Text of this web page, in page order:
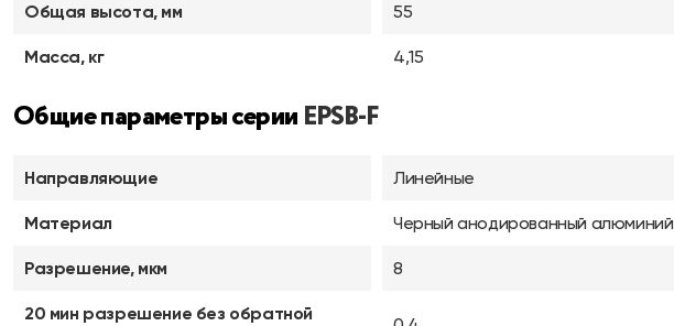
Общая высота, мм 55
Масса, кг 4,15
Общие параметры серии EPSB-F
Направляющие Линейные
Материал Черный анодированный алюминий
Разрешение, мкм 8
20 мин разрешение без обратной